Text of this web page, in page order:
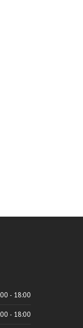
- 18:00
- 18:00